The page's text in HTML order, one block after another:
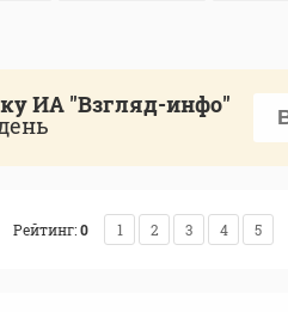
ИА "Взгляд-инфо"
Рейтинг:0 1 2 3 4 5